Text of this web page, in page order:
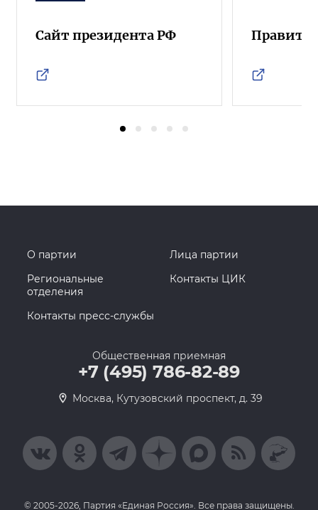
Сайт президента РФ
О партии
Лица партии
Региональные
отделения
Контакты ЦИК
Контакты пресс-службы
Общественная приемная
+7 (495) 786-82-89
Москва, Кутузовский проспект, д. 39
© 2005-2026, Партия «Единая Россия». Все права защищены.